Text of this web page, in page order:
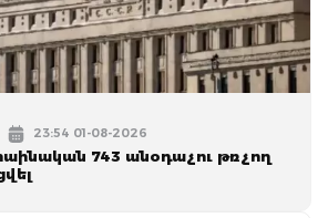
23:54 01-08-2026
743 անօդաչու թռչող